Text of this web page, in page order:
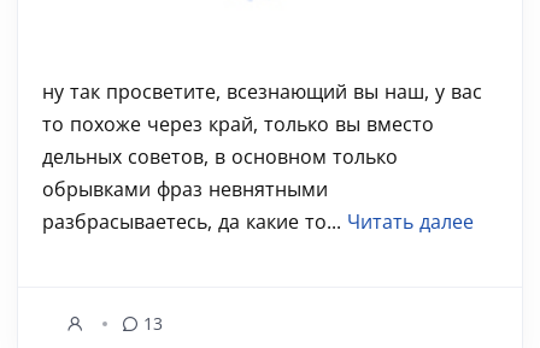
ну так просветите, всезнающий вы наш, у вас
то похоже через край, только вы вместо
дельных советов, в основном только
обрывками фраз невнятными
разбрасываетесь, да какие то... Читать далее
13